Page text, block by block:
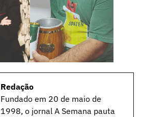
Redação
Fundado em 20 de maio de
1998, o jornal A Semana pauta